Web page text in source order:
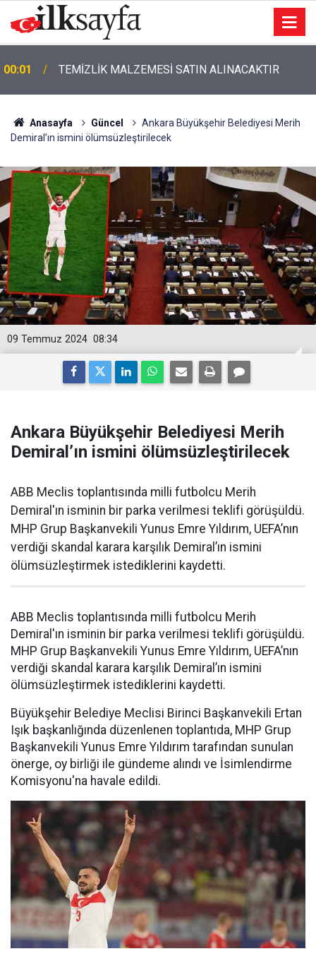
00:01 TEMİZLİK MALZEMESİ SATIN ALINACAKTIR
Anasayfa Güncel
Ankara Büyükşehir Belediyesi Merih
Demiral’ın ismini ölümsüzleştirilecek
08:34
09 Temmuz 2024
Ankara Büyükşehir Belediyesi Merih
Demiral’ın ismini ölümsüzleştirilecek
ABB Meclis toplantısında milli futbolcu Merih
Demiral'ın isminin bir parka verilmesi teklifi görüşüldü.
MHP Grup Başkanvekili Yunus Emre Yıldırım, UEFA’nın
verdiği skandal karara karşılık Demiral’ın ismini
ölümsüzleştirmek istediklerini kaydetti.
ABB Meclis toplantısında milli futbolcu Merih
Demiral'ın isminin bir parka verilmesi teklifi görüşüldü.
MHP Grup Başkanvekili Yunus Emre Yıldırım, UEFA’nın
verdiği skandal karara karşılık Demiral’ın ismini
ölümsüzleştirmek istediklerini kaydetti.
Büyükşehir Belediye Meclisi Birinci Başkanvekili Ertan
Işık başkanlığında düzenlenen toplantıda, MHP Grup
Başkanvekili Yunus Emre Yıldırım tarafından sunulan
önerge, oy birliği ile gündeme alındı ve İsimlendirme
Komisyonu'na havale edildi.